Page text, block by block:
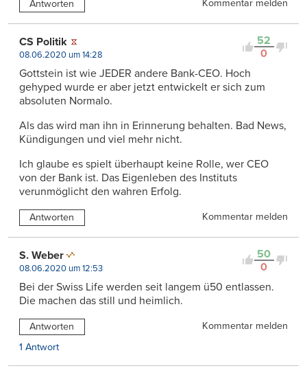
Antworten Kommentar melden
52
0
CS Politik
08.06.2020 um 14:28
Gottstein ist wie JEDER andere Bank-CEO. Hoch
gehyped wurde er aber jetzt entwickelt er sich zum
absoluten Normalo.
Als das wird man ihn in Erinnerung behalten. Bad News,
Kündigungen und viel mehr nicht.
Ich glaube es spielt überhaupt keine Rolle, wer CEO
von der Bank ist. Das Eigenleben des Instituts
verunmöglicht den wahren Erfolg.
Antworten Kommentar melden
50
0
S. Weber
08.06.2020 um 12:53
Bei der Swiss Life werden seit langem ü50 entlassen.
Die machen das still und heimlich.
Antworten
Kommentar melden
1 Antwort